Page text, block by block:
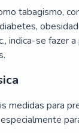
tabagismo,
indica-se fazer
medidas para